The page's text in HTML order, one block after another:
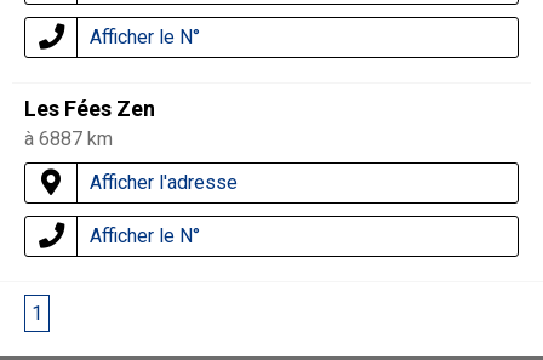
Afficher le N°
Les Fées Zen
à 6887 km
Afficher l'adresse
Afficher le N°
1